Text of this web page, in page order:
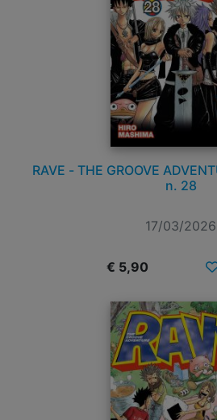
RAVE - THE GROOVE
n. 28
17/03/2026
€ 5,90